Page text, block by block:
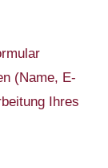
(Name, E-
Ihres